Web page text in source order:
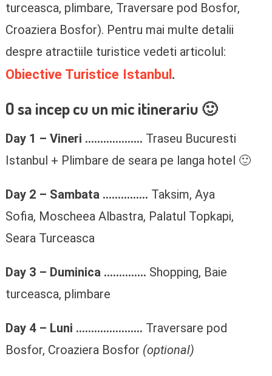
turceasca, plimbare, Traversare pod Bosfor,
Croaziera Bosfor). Pentru mai multe detalii
despre atractiile turistice vedeti articolul:
Obiective Turistice Istanbul .
O sa incep cu un mic itinerariu 🙂
Day 1 – Vineri ………………. Traseu Bucuresti
Istanbul + Plimbare de seara pe langa hotel 🙂
Day 2 – Sambata …………… Taksim, Aya
Sofia, Moscheea Albastra, Palatul Topkapi,
Seara Turceasca
Day 3 – Duminica ………….. Shopping, Baie
turceasca, plimbare
Day 4 – Luni …………………. Traversare pod
Bosfor, Croaziera Bosfor (optional)